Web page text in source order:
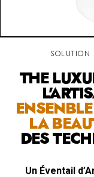
THE
LA
DES
Un Éventail